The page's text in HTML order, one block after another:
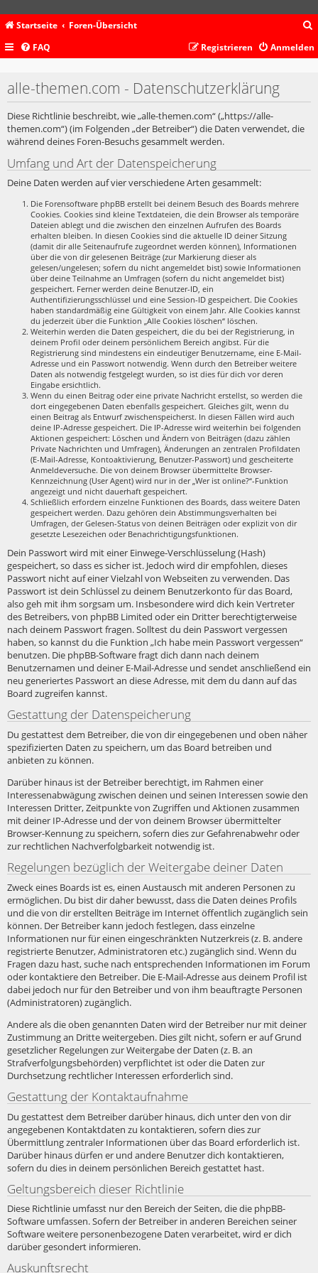
Startseite Foren-Übersicht
c
FAQ Anmelden
Registrieren
alle-themen.com - Datenschutzerklärung
Diese Richtlinie beschreibt, wie „alle-themen.com“ („https://alle-
themen.com“) (im Folgenden „der Betreiber“) die Daten verwendet, die
während deines Foren-Besuchs gesammelt werden.
Umfang und Art der Datenspeicherung
Deine Daten werden auf vier verschiedene Arten gesammelt:
Die Forensoftware phpBB erstellt bei deinem Besuch des Boards mehrere
Cookies. Cookies sind kleine Textdateien, die dein Browser als temporäre
Dateien ablegt und die zwischen den einzelnen Aufrufen des Boards
erhalten bleiben. In diesen Cookies sind die aktuelle ID deiner Sitzung
(damit dir alle Seitenaufrufe zugeordnet werden können), Informationen
über die von dir gelesenen Beiträge (zur Markierung dieser als
gelesen/ungelesen; sofern du nicht angemeldet bist) sowie Informationen
über deine Teilnahme an Umfragen (sofern du nicht angemeldet bist)
gespeichert. Ferner werden deine Benutzer-ID, ein
Authentifizierungsschlüssel und eine Session-ID gespeichert. Die Cookies
haben standardmäßig eine Gültigkeit von einem Jahr. Alle Cookies kannst
du jederzeit über die Funktion „Alle Cookies löschen“ löschen.
Weiterhin werden die Daten gespeichert, die du bei der Registrierung, in
deinem Profil oder deinem persönlichem Bereich angibst. Für die
Registrierung sind mindestens ein eindeutiger Benutzername, eine E-Mail-
Adresse und ein Passwort notwendig. Wenn durch den Betreiber weitere
Daten als notwendig festgelegt wurden, so ist dies für dich vor deren
Eingabe ersichtlich.
Wenn du einen Beitrag oder eine private Nachricht erstellst, so werden die
dort eingegebenen Daten ebenfalls gespeichert. Gleiches gilt, wenn du
einen Beitrag als Entwurf zwischenspeicherst. In diesen Fällen wird auch
deine IP-Adresse gespeichert. Die IP-Adresse wird weiterhin bei folgenden
Aktionen gespeichert: Löschen und Ändern von Beiträgen (dazu zählen
Private Nachrichten und Umfragen), Änderungen an zentralen Profildaten
(E-Mail-Adresse, Kontoaktivierung, Benutzer-Passwort) und gescheiterte
Anmeldeversuche. Die von deinem Browser übermittelte Browser-
Kennzeichnung (User Agent) wird nur in der „Wer ist online?“-Funktion
angezeigt und nicht dauerhaft gespeichert.
Schließlich erfordern einzelne Funktionen des Boards, dass weitere Daten
gespeichert werden. Dazu gehören dein Abstimmungsverhalten bei
Umfragen, der Gelesen-Status von deinen Beiträgen oder explizit von dir
gesetzte Lesezeichen oder Benachrichtigungsfunktionen.
Dein Passwort wird mit einer Einwege-Verschlüsselung (Hash)
gespeichert, so dass es sicher ist. Jedoch wird dir empfohlen, dieses
Passwort nicht auf einer Vielzahl von Webseiten zu verwenden. Das
Passwort ist dein Schlüssel zu deinem Benutzerkonto für das Board,
also geh mit ihm sorgsam um. Insbesondere wird dich kein Vertreter
des Betreibers, von phpBB Limited oder ein Dritter berechtigterweise
nach deinem Passwort fragen. Solltest du dein Passwort vergessen
haben, so kannst du die Funktion „Ich habe mein Passwort vergessen“
benutzen. Die phpBB-Software fragt dich dann nach deinem
Benutzernamen und deiner E-Mail-Adresse und sendet anschließend ein
neu generiertes Passwort an diese Adresse, mit dem du dann auf das
Board zugreifen kannst.
Gestattung der Datenspeicherung
Du gestattest dem Betreiber, die von dir eingegebenen und oben näher
spezifizierten Daten zu speichern, um das Board betreiben und
anbieten zu können.
Darüber hinaus ist der Betreiber berechtigt, im Rahmen einer
Interessenabwägung zwischen deinen und seinen Interessen sowie den
Interessen Dritter, Zeitpunkte von Zugriffen und Aktionen zusammen
mit deiner IP-Adresse und der von deinem Browser übermittelter
Browser-Kennung zu speichern, sofern dies zur Gefahrenabwehr oder
zur rechtlichen Nachverfolgbarkeit notwendig ist.
Regelungen bezüglich der Weitergabe deiner Daten
Zweck eines Boards ist es, einen Austausch mit anderen Personen zu
ermöglichen. Du bist dir daher bewusst, dass die Daten deines Profils
und die von dir erstellten Beiträge im Internet öffentlich zugänglich sein
können. Der Betreiber kann jedoch festlegen, dass einzelne
Informationen nur für einen eingeschränkten Nutzerkreis (z. B. andere
registrierte Benutzer, Administratoren etc.) zugänglich sind. Wenn du
Fragen dazu hast, suche nach entsprechenden Informationen im Forum
oder kontaktiere den Betreiber. Die E-Mail-Adresse aus deinem Profil ist
dabei jedoch nur für den Betreiber und von ihm beauftragte Personen
(Administratoren) zugänglich.
Andere als die oben genannten Daten wird der Betreiber nur mit deiner
Zustimmung an Dritte weitergeben. Dies gilt nicht, sofern er auf Grund
gesetzlicher Regelungen zur Weitergabe der Daten (z. B. an
Strafverfolgungsbehörden) verpflichtet ist oder die Daten zur
Durchsetzung rechtlicher Interessen erforderlich sind.
Gestattung der Kontaktaufnahme
Du gestattest dem Betreiber darüber hinaus, dich unter den von dir
angegebenen Kontaktdaten zu kontaktieren, sofern dies zur
Übermittlung zentraler Informationen über das Board erforderlich ist.
Darüber hinaus dürfen er und andere Benutzer dich kontaktieren,
sofern du dies in deinem persönlichen Bereich gestattet hast.
Geltungsbereich dieser Richtlinie
Diese Richtlinie umfasst nur den Bereich der Seiten, die die phpBB-
Software umfassen. Sofern der Betreiber in anderen Bereichen seiner
Software weitere personenbezogene Daten verarbeitet, wird er dich
darüber gesondert informieren.
Auskunftsrecht